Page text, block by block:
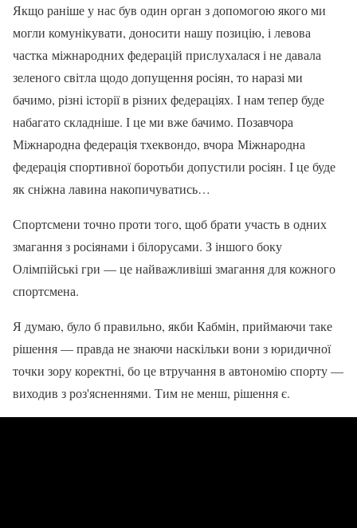
Якщо раніше у нас був один орган з допомогою якого ми
могли комунікувати, доносити нашу позицію, і левова
частка міжнародних федерацій прислухалася і не давала
зеленого світла щодо допущення росіян, то наразі ми
бачимо, різні історії в різних федераціях. І нам тепер буде
набагато складніше. І це ми вже бачимо. Позавчора
Міжнародна федерація тхеквондо, вчора Міжнародна
федерація спортивної боротьби допустили росіян. І це буде
як сніжна лавина накопичуватись…
Спортсмени точно проти того, щоб брати участь в одних
змагання з росіянами і білорусами. З іншого боку
Олімпійські гри — це найважливіші змагання для кожного
спортсмена.
Я думаю, було б правильно, якби Кабмін, приймаючи таке
рішення — правда не знаючи наскільки вони з юридичної
точки зору коректні, бо це втручання в автономію спорту —
виходив з роз'ясненнями. Тим не менш, рішення є.